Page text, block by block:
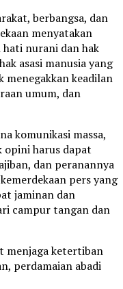
berbangsa, dan
menyatakan
hati nurani dan hak
asasi manusia yang
menegakkan keadilan
umum, dan
komunikasi massa,
opini harus dapat
dan peranannya
pers yang
jaminan dan
campur tangan dan
menjaga ketertiban
perdamaian abadi